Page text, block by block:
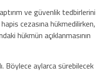
ve güvenlik tedbirlerini
cezasına hükmedilirken,
hükmün açıklanmasının
Böylece aylarca sürebilecek